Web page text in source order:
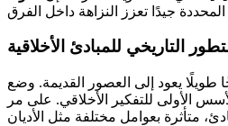
التاريخي للمبادئ الأخلاقية
طويلًا يعود إلى العصور القديمة. وضع
الأولى للتفكير الأخلاقي. على مر
متأثرة بعوامل مختلفة مثل الأديان